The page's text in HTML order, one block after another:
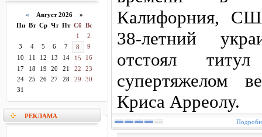
« Август 2026 »
Пн Вт Ср Чт Пт Сб Вс
1
2
3
4 5 6 7 8
9
10
11 12 13 14 15
16
17
18 19 20 21 22
23
24
25 26 27 28 29
30
31
РЕКЛАМА
Калифорния,
38-летний
отстоял
супертяжелом
Криса Арреолу.